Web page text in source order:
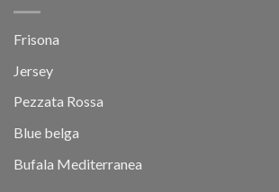
Frisona
Jersey
Pezzata Rossa
Blue belga
Bufala Mediterranea